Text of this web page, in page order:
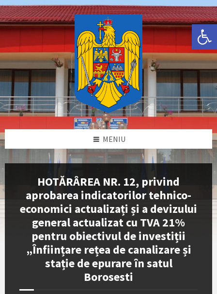
Deschide bara de unelte
Skip
to
content
Skip
to
left
sidebar
Skip
to
right
sidebar
Skip
to
footer
MENIU
HOTĂRÂREA NR. 12, privind
aprobarea indicatorilor tehnico-
economici actualizați și a devizului
general actualizat cu TVA 21%
pentru obiectivul de investiții
„Înființare rețea de canalizare și
stație de epurare în satul
Borosesti